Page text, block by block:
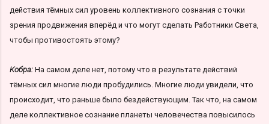
действия тёмных сил уровень коллективного сознания с точки
зрения продвижения вперёд и что могут сделать Работники Света,
чтобы противостоять этому?
Кобра: На самом деле нет, потому что в результате действий
тёмных сил многие люди пробудились. Многие люди увидели, что
происходит, что раньше было бездействующим. Так что, на самом
деле коллективное сознание планеты человечества повысилось